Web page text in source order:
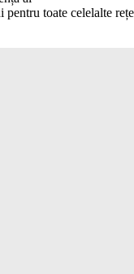
toate celelalte